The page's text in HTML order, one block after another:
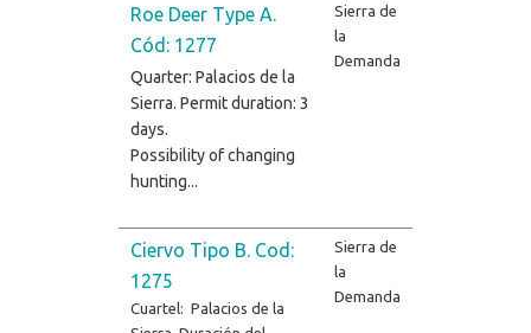
Roe Deer Type A.
Cód: 1277
Quarter: Palacios de la
Sierra. Permit duration: 3
days.
Possibility of changing
hunting...
Sierra de
la
Demanda
Ciervo Tipo B. Cod:
1275
Cuartel: Palacios de la
Sierra de
la
Demanda